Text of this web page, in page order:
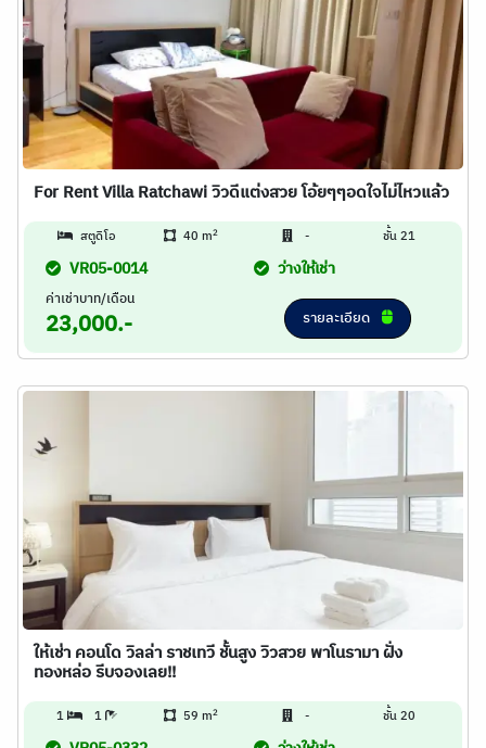
For Rent Villa Ratchawi วิวดีแต่งสวย โอ้ยๆๆอดใจไม่ไหวแล้ว
สตูดิโอ 40 m2 - ชั้น 21
VR05-0014 ว่างให้เช่า
ค่าเช่าบาท/เดือน
23,000.- รายละเอียด
ให้เช่า คอนโด วิลล่า ราชเทวี ชั้นสูง วิวสวย พาโนรามา ฝั่ง
ทองหล่อ รีบจองเลย!!
1 1 59 m2 - ชั้น 20